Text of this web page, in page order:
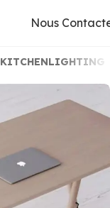
Nous
KITCHENLIGHTING